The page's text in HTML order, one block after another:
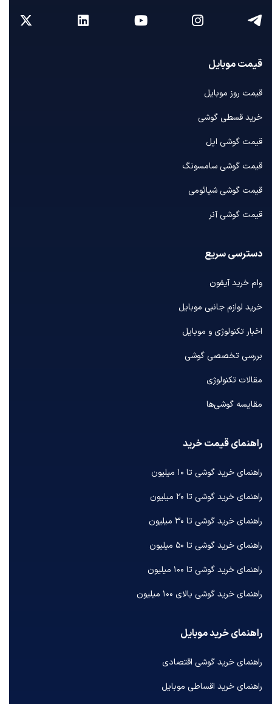
قیمت موبایل
قیمت روز موبایل
خرید قسطی گوشی
قیمت گوشی اپل
قیمت گوشی سامسونگ
قیمت گوشی شیائومی
قیمت گوشی آنر
دسترسی سریع
وام خرید آیفون
خرید لوازم جانبی موبایل
اخبار تکنولوژی و موبایل
بررسی تخصصی گوشی
مقالات تکنولوژی
مقایسه گوشی‌ها
راهنمای قیمت خرید
راهنمای خرید گوشی تا ۱۰ میلیون
راهنمای خرید گوشی تا ۲۰ میلیون
راهنمای خرید گوشی تا ۳۰ میلیون
راهنمای خرید گوشی تا ۵۰ میلیون
راهنمای خرید گوشی تا ۱۰۰ میلیون
راهنمای خرید گوشی بالای ۱۰۰ میلیون
راهنمای خرید موبایل
راهنمای خرید گوشی اقتصادی
راهنمای خرید اقساطی موبایل